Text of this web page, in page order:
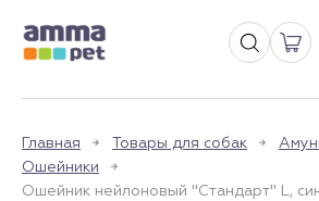
Главная Товары для собак
Ошейники
Ошейник нейлоновый "Стандарт" L,